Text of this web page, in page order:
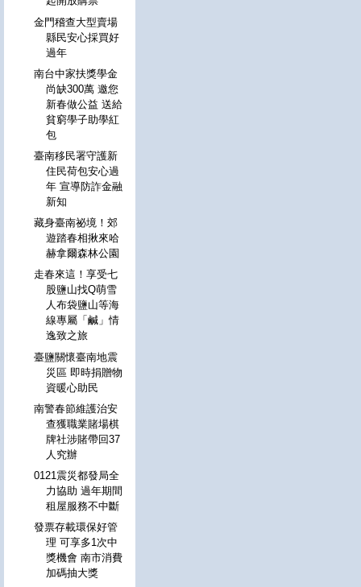
金門稽查大型賣場
縣民安心採買好
過年
南台中家扶獎學金
尚缺300萬 邀您
新春做公益 送給
貧窮學子助學紅
包
臺南移民署守護新
住民荷包安心過
年 宣導防詐金融
新知
藏身臺南祕境！郊
遊踏春相揪來哈
赫拿爾森林公園
走春來這！享受七
股鹽山找Q萌雪
人布袋鹽山等海
線專屬「鹹」情
逸致之旅
臺鹽關懷臺南地震
災區 即時捐贈物
資暖心助民
南警春節維護治安
查獲職業賭場棋
牌社涉賭帶回37
人究辦
0121震災都發局全
力協助 過年期間
租屋服務不中斷
發票存載環保好管
理 可享多1次中
獎機會 南市消費
加碼抽大獎